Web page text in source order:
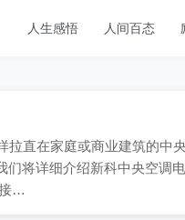
人生感悟 人间百态
拉直在家庭或商业建筑的中
们将详细介绍新科中央空调
…